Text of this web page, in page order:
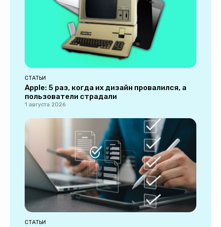
СТАТЬИ
Apple: 5 раз, когда их дизайн провалился, а
пользователи страдали
1 августа 2026
СТАТЬИ